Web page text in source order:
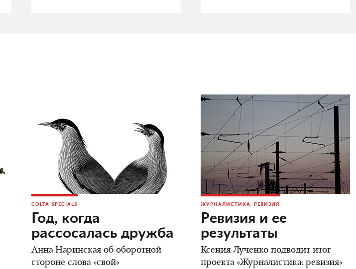
COLTA SPECIALS
Год, когда
рассосалась дружба
Анна Наринская об оборотной
стороне слова «свой»
ЖУРНАЛИСТИКА: РЕВИЗИЯ
Ревизия и ее
результаты
Ксения Лученко подводит итог
проекта «Журналистика: ревизия»